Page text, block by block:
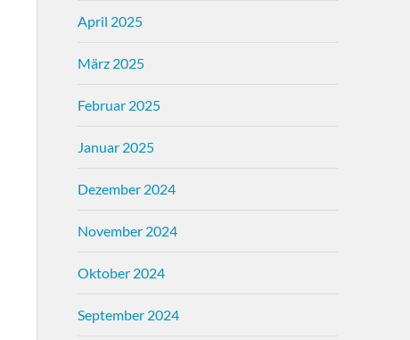
April 2025
März 2025
Februar 2025
Januar 2025
Dezember 2024
November 2024
Oktober 2024
September 2024